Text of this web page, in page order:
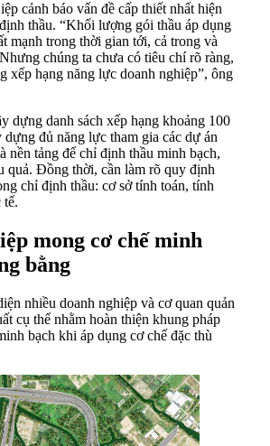
cảnh báo vấn đề cấp thiết nhất hiện
thầu. “Khối lượng gói thầu áp dụng
mạnh trong thời gian tới, cả trong và
chúng ta chưa có tiêu chí rõ ràng,
xếp hạng năng lực doanh nghiệp”, ông
dựng danh sách xếp hạng khoảng 100
dựng đủ năng lực tham gia các dự án
nền tảng để chỉ định thầu minh bạch,
quả. Đồng thời, cần làm rõ quy định
chỉ định thầu: cơ sở tính toán, tính
tế.
mong cơ chế minh
bằng
nhiều doanh nghiệp và cơ quan quản
cụ thể nhằm hoàn thiện khung pháp
bạch khi áp dụng cơ chế đặc thù